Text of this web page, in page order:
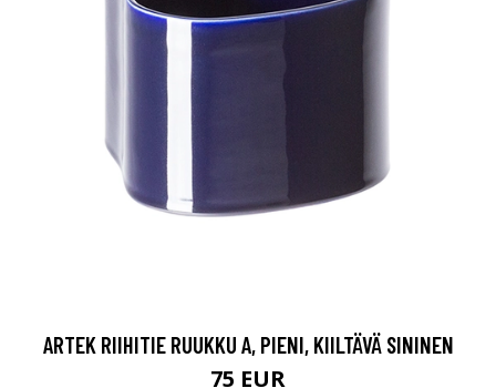
ARTEK RIIHITIE RUUKKU A, PIENI, KIILTÄVÄ SININEN
75 EUR